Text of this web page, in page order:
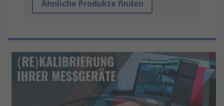
Ähnliche Produkte finden